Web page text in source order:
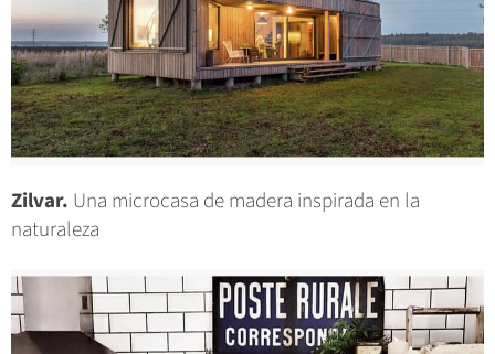
Zilvar. Una microcasa de madera inspirada en la
naturaleza